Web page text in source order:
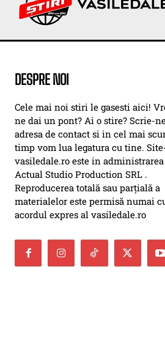
DESPRE NOI
Cele mai noi stiri le gasesti aici!
ne dai un pont? Ai o stire? Scrie-
adresa de contact si in cel mai
timp vom lua legatura cu tine.
vasiledale.ro este in administrarea
Actual Studio Production SRL .
Reproducerea totală sau parțială a
materialelor este permisă numai
acordul expres al vasiledale.ro